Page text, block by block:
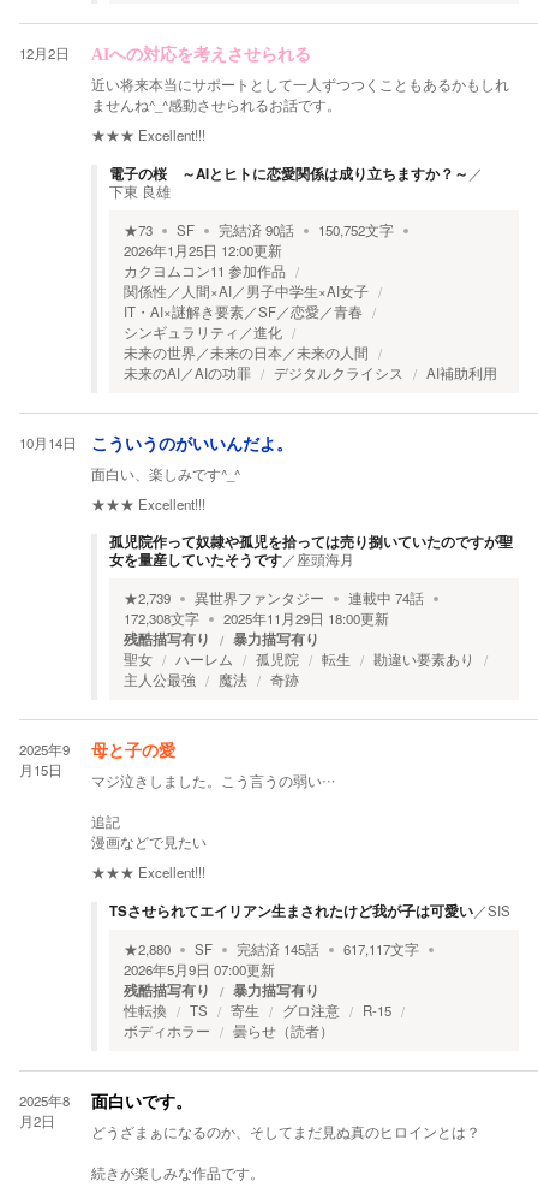
12月2日 AIへの対応を考えさせられる
近い将来本当にサポートとして一人ずつつくこともあるかもしれ
ませんね^_^感動させられるお話です。
★★★ Excellent!!!
電子の桜 ～AIとヒトに恋愛関係は成り立ちますか？～ ／
下東 良雄
★73 SF 完結済90話 150,752文字
2026年1月25日 12:00更新
カクヨムコン11 参加作品
関係性／人間×AI／男子中学生×AI女子
IT・AI×謎解き要素／SF／恋愛／青春
シンギュラリティ／進化
未来の世界／未来の日本／未来の人間
未来のAI／AIの功罪
デジタルクライシス AI補助利用
10月14日 こういうのがいいんだよ。
面白い、楽しみです^_^
★★★ Excellent!!!
孤児院作って奴隷や孤児を拾っては売り捌いていたのですが聖
女を量産していたそうです／座頭海月
★2,739 異世界ファンタジー 連載中 74話
172,308文字 2025年11月29日 18:00更新
残酷描写有り 暴力描写有り
聖女 ハーレム 孤児院 転生
勘違い要素あり
主人公最強
魔法 奇跡
2025年9
月15日
母と子の愛
マジ泣きしました。こう言うの弱い…
追記
漫画などで見たい
★★★ Excellent!!!
TSさせられてエイリアン生まされたけど我が子は可愛い／SIS
★2,880 SF 完結済 145話 617,117文字
2026年5月9日 07:00更新
残酷描写有り 暴力描写有り
性転換 TS 寄生 グロ注意
R-15
ボディホラー
曇らせ（読者）
2025年8
月2日
面白いです。
どうざまぁになるのか、そしてまだ見ぬ真のヒロインとは？
続きが楽しみな作品です。